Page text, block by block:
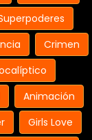
Crimen
Animación
Girls Love